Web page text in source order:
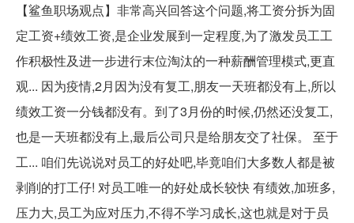
【鲨鱼职场观点】非常高兴回答这个问题,将工资分拆为固
定工资+绩效工资,是企业发展到一定程度,为了激发员工工
作积极性及进一步进行末位淘汰的一种薪酬管理模式,更直
观... 因为疫情,2月因为没有复工,朋友一天班都没有上,所以
绩效工资一分钱都没有。到了3月份的时候,仍然还没复工,
也是一天班都没有上,最后公司只是给朋友交了社保。 至于
工... 咱们先说说对员工的好处吧,毕竟咱们大多数人都是被
剥削的打工仔! 对员工唯一的好处成长较快 有绩效,加班多,
压力大,员工为应对压力,不得不学习成长,这也就是对于员